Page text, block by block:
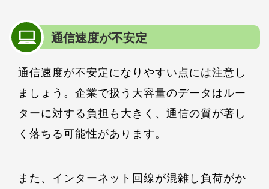
通信速度が不安定
通信速度が不安定になりやすい点には注意し
ましょう。企業で扱う大容量のデータはルー
ターに対する負担も大きく、通信の質が著し
く落ちる可能性があります。
また、インターネット回線が混雑し負荷がか